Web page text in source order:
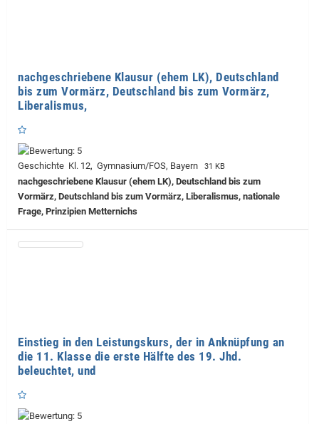
nachgeschriebene Klausur (ehem LK), Deutschland
bis zum Vormärz, Deutschland bis zum Vormärz,
Liberalismus,
Geschichte Kl. 12, Gymnasium/FOS, Bayern 31 KB
nachgeschriebene Klausur (ehem LK), Deutschland bis zum
Vormärz, Deutschland bis zum Vormärz, Liberalismus, nationale
Frage, Prinzipien Metternichs
Einstieg in den Leistungskurs, der in Anknüpfung an
die 11. Klasse die erste Hälfte des 19. Jhd.
beleuchtet, und